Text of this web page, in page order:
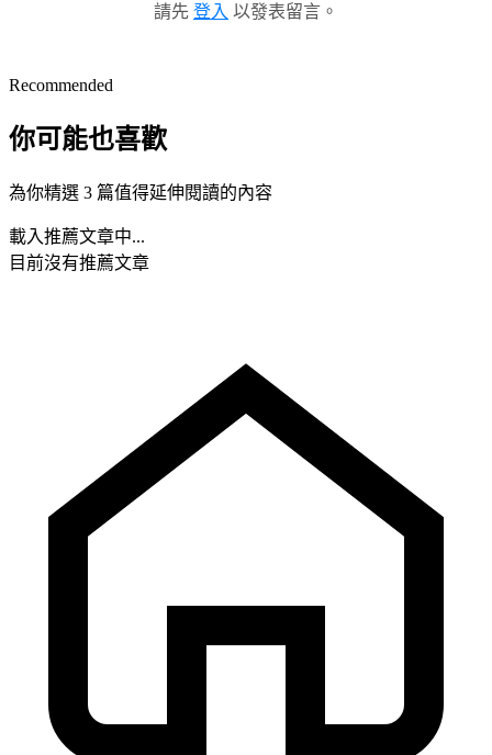
請先 登入 以發表留言。
Recommended
你可能也喜歡
為你精選 3 篇值得延伸閱讀的內容
載入推薦文章中...
目前沒有推薦文章